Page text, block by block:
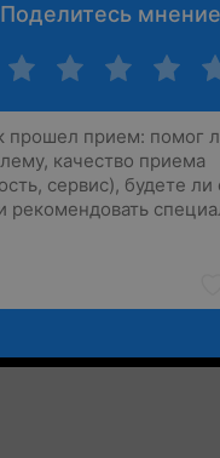
Поделитесь